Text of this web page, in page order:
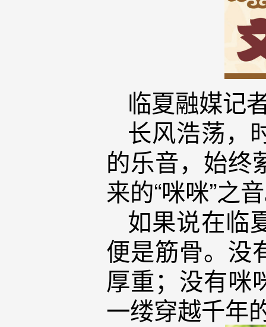
临夏融媒记
长风浩荡，
的乐音，始
来的“咪咪”之
如果说在临
便是筋骨。没
厚重；没有咪
一缕穿越千年